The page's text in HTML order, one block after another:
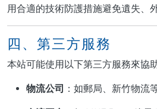
用合適的技術防護措施避免遺失、
四、第三方服務
本站可能使用以下第三方服務來協
物流公司 ：如郵局、新竹物流